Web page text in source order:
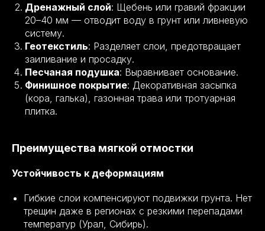
Дренажный слой: Щебень или гравий фракции
20–40 мм — отводит воду в грунт или ливневую
систему.
Геотекстиль: Разделяет слои, предотвращает
заиливание и просадку.
Песчаная подушка: Выравнивает основание.
Финишное покрытие: Декоративная засыпка
(кора, галька), газонная трава или тротуарная
плитка.
Преимущества мягкой отмостки
Устойчивость к деформациям
Гибкие слои компенсируют подвижки грунта. Нет
трещин даже в регионах с резкими перепадами
температур (Урал, Сибирь).